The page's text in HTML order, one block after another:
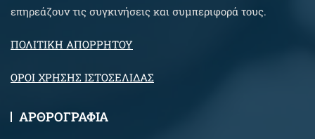
επηρεάζουν τις συγκινήσεις και συμπεριφορά τους.
ΠΟΛΙΤΙΚΗ ΑΠΟΡΡΗΤΟΥ
ΟΡΟΙ ΧΡΗΣΗΣ ΙΣΤΟΣΕΛΙΔΑΣ
ΑΡΘΡΟΓΡΑΦΙΑ